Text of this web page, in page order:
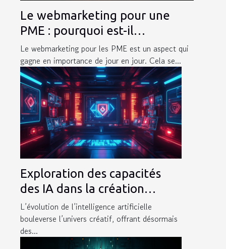
Le webmarketing pour une
PME : pourquoi est-il
important ?
Le webmarketing pour les PME est un aspect qui
gagne en importance de jour en jour. Cela se...
Exploration des capacités
des IA dans la création
d'images et de logos
L’évolution de l’intelligence artificielle
bouleverse l’univers créatif, offrant désormais
des...